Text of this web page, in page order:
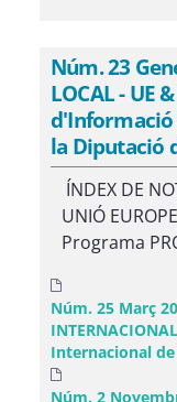
Núm. 23
LOCAL - UE
d'Informació
la Diputació
ÍNDEX DE
UNIÓ
Programa
Núm. 25 Març
Internacional
Núm. 2